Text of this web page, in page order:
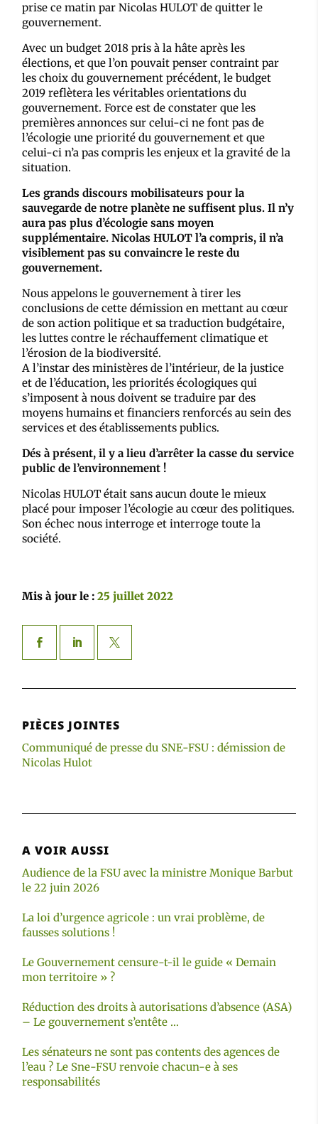
prise ce matin par Nicolas HULOT de quitter le
gouvernement.
Avec un budget 2018 pris à la hâte après les
élections, et que l’on pouvait penser contraint par
les choix du gouvernement précédent, le budget
2019 reflètera les véritables orientations du
gouvernement. Force est de constater que les
premières annonces sur celui-ci ne font pas de
l’écologie une priorité du gouvernement et que
celui-ci n’a pas compris les enjeux et la gravité de la
situation.
Les grands discours mobilisateurs pour la
sauvegarde de notre planète ne suffisent plus. Il n’y
aura pas plus d’écologie sans moyen
supplémentaire. Nicolas HULOT l’a compris, il n’a
visiblement pas su convaincre le reste du
gouvernement.
Nous appelons le gouvernement à tirer les
conclusions de cette démission en mettant au cœur
de son action politique et sa traduction budgétaire,
les luttes contre le réchauffement climatique et
l’érosion de la biodiversité.
A l’instar des ministères de l’intérieur, de la justice
et de l’éducation, les priorités écologiques qui
s’imposent à nous doivent se traduire par des
moyens humains et financiers renforcés au sein des
services et des établissements publics.
Dés à présent, il y a lieu d’arrêter la casse du service
public de l’environnement !
Nicolas HULOT était sans aucun doute le mieux
placé pour imposer l’écologie au cœur des politiques.
Son échec nous interroge et interroge toute la
société.
Mis à jour le :25 juillet 2022
PIÈCES JOINTES
Communiqué de presse du SNE-FSU : démission de
Nicolas Hulot
A VOIR AUSSI
Audience de la FSU avec la ministre Monique Barbut
le 22 juin 2026
La loi d’urgence agricole : un vrai problème, de
fausses solutions !
Le Gouvernement censure-t-il le guide « Demain
mon territoire » ?
Réduction des droits à autorisations d’absence (ASA)
– Le gouvernement s’entête …
Les sénateurs ne sont pas contents des agences de
l’eau ? Le Sne-FSU renvoie chacun-e à ses
responsabilités